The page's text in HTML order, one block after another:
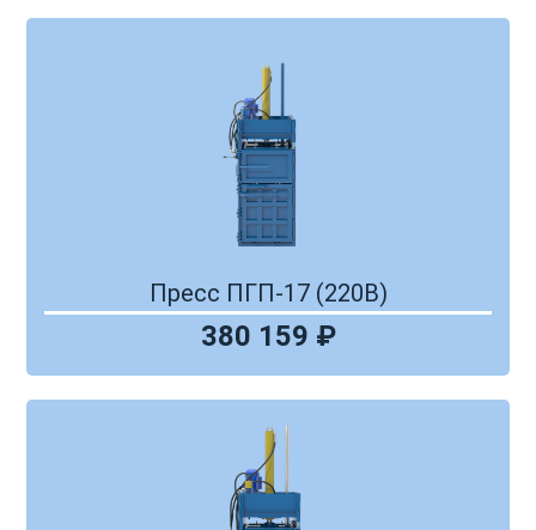
Пресс ПГП-17 (220В)
380 159 ₽